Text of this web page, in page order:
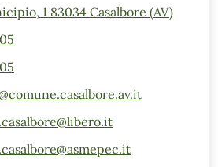
1 83034 Casalbore (AV)